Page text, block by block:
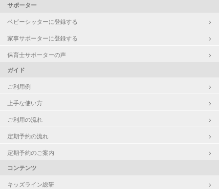
サポーター
ベビーシッターに登録する
家事サポーターに登録する
保育士サポーターの声
ガイド
ご利用例
上手な使い方
ご利用の流れ
定期予約の流れ
定期予約のご案内
コンテンツ
キッズライン総研